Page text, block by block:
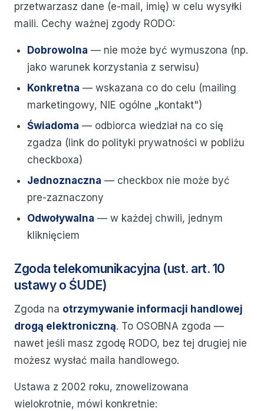
przetwarzasz dane (e-mail, imię) w celu wysyłki
maili. Cechy ważnej zgody RODO:
Dobrowolna — nie może być wymuszona (np.
jako warunek korzystania z serwisu)
Konkretna — wskazana co do celu (mailing
marketingowy, NIE ogólne „kontakt")
Świadoma — odbiorca wiedział na co się
zgadza (link do polityki prywatności w pobliżu
checkboxa)
Jednoznaczna — checkbox nie może być
pre-zaznaczony
Odwoływalna — w każdej chwili, jednym
kliknięciem
Zgoda telekomunikacyjna (ust. art. 10
ustawy o ŚUDE)
Zgoda na otrzymywanie informacji handlowej
drogą elektroniczną. To OSOBNA zgoda —
nawet jeśli masz zgodę RODO, bez tej drugiej nie
możesz wysłać maila handlowego.
Ustawa z 2002 roku, znowelizowana
wielokrotnie, mówi konkretnie: